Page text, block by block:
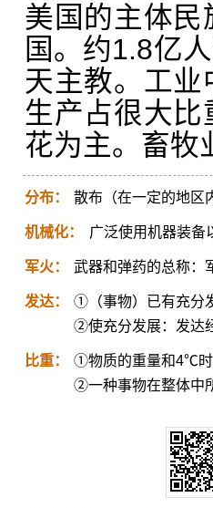
美国的主体
国。约1.8亿
天主教。工
生产占很大
花为主。畜牧
分布： 散布（在一定的地区
机械化： 广泛使用机器装备
军火： 武器和弹药的总称：
发达：
①（事物）已有充分
②使充分发展：发达
比重：
①物质的重量和4℃时
②一种事物在整体中